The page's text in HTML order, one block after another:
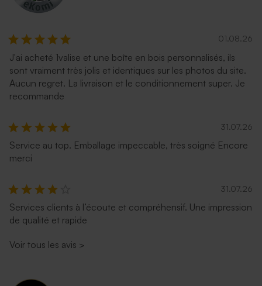
Enveloppe naissance papier
naturel mouchetée
Enveloppe naissance
lavande
Enveloppe naissance bleu
nuit
Enveloppe vert menthe
01.08.26
J'ai acheté 1valise et une boîte en bois personnalisés, ils
sont vraiment très jolis et identiques sur les photos du site.
Aucun regret. La livraison et le conditionnement super. Je
recommande
31.07.26
Service au top. Emballage impeccable, très soigné Encore
merci
31.07.26
Services clients à l’écoute et compréhensif. Une impression
de qualité et rapide
Voir tous les avis >